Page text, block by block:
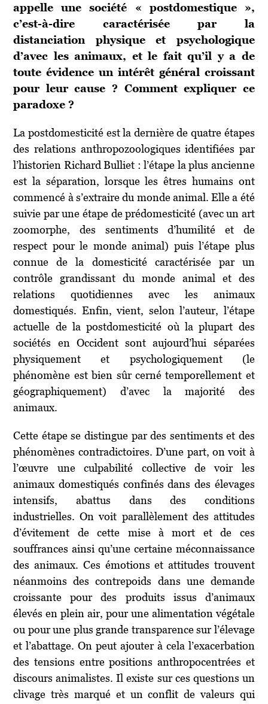
appelle une société « postdomestique »,
c’est-à-dire caractérisée par la
distanciation physique et psychologique
d’avec les animaux, et le fait qu’il y a de
toute évidence un intérêt général croissant
pour leur cause ? Comment expliquer ce
paradoxe ?
La postdomesticité est la dernière de quatre étapes
des relations anthropozoologiques identifiées par
l’historien Richard Bulliet : l’étape la plus ancienne
est la séparation, lorsque les êtres humains ont
commencé à s’extraire du monde animal. Elle a été
suivie par une étape de prédomesticité (avec un art
zoomorphe, des sentiments d’humilité et de
respect pour le monde animal) puis l’étape plus
connue de la domesticité caractérisée par un
contrôle grandissant du monde animal et des
relations quotidiennes avec les animaux
domestiqués. Enfin, vient, selon l’auteur, l’étape
actuelle de la postdomesticité où la plupart des
sociétés en Occident sont aujourd’hui séparées
physiquement et psychologiquement (le
phénomène est bien sûr cerné temporellement et
géographiquement) d’avec la majorité des
animaux.
Cette étape se distingue par des sentiments et des
phénomènes contradictoires. D’une part, on voit à
l’œuvre une culpabilité collective de voir les
animaux domestiqués confinés dans des élevages
intensifs, abattus dans des conditions
industrielles. On voit parallèlement des attitudes
d’évitement de cette mise à mort et de ces
souffrances ainsi qu’une certaine méconnaissance
des animaux. Ces émotions et attitudes trouvent
néanmoins des contrepoids dans une demande
croissante pour des produits issus d’animaux
élevés en plein air, pour une alimentation végétale
ou pour une plus grande transparence sur l’élevage
et l’abattage. On peut ajouter à cela l’exacerbation
des tensions entre positions anthropocentrées et
discours animalistes. Il existe sur ces questions un
clivage très marqué et un conflit de valeurs qui